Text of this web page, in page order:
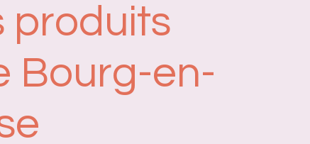
produits
Bourg-en-